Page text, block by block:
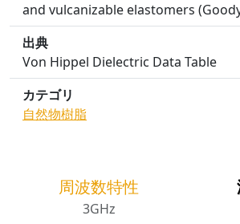
and vulcanizable elastomers
出典
Von Hippel Dielectric Data Table
カテゴリ
自然物樹脂
周波数特性
3GHz